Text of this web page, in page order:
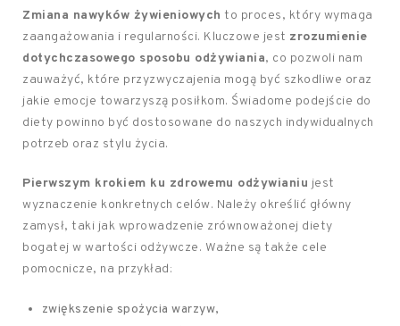
Zmiana nawyków żywieniowych to proces, który wymaga
zaangażowania i regularności. Kluczowe jest zrozumienie
dotychczasowego sposobu odżywiania, co pozwoli nam
zauważyć, które przyzwyczajenia mogą być szkodliwe oraz
jakie emocje towarzyszą posiłkom. Świadome podejście do
diety powinno być dostosowane do naszych indywidualnych
potrzeb oraz stylu życia.
Pierwszym krokiem ku zdrowemu odżywianiu jest
wyznaczenie konkretnych celów. Należy określić główny
zamysł, taki jak wprowadzenie zrównoważonej diety
bogatej w wartości odżywcze. Ważne są także cele
pomocnicze, na przykład:
zwiększenie spożycia warzyw,